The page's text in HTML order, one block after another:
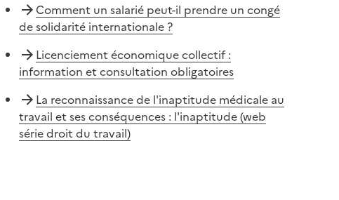
Comment un salarié peut-il prendre un congé
de solidarité internationale ?
Licenciement économique collectif :
information et consultation obligatoires
La reconnaissance de l'inaptitude médicale au
travail et ses conséquences : l'inaptitude (web
série droit du travail)